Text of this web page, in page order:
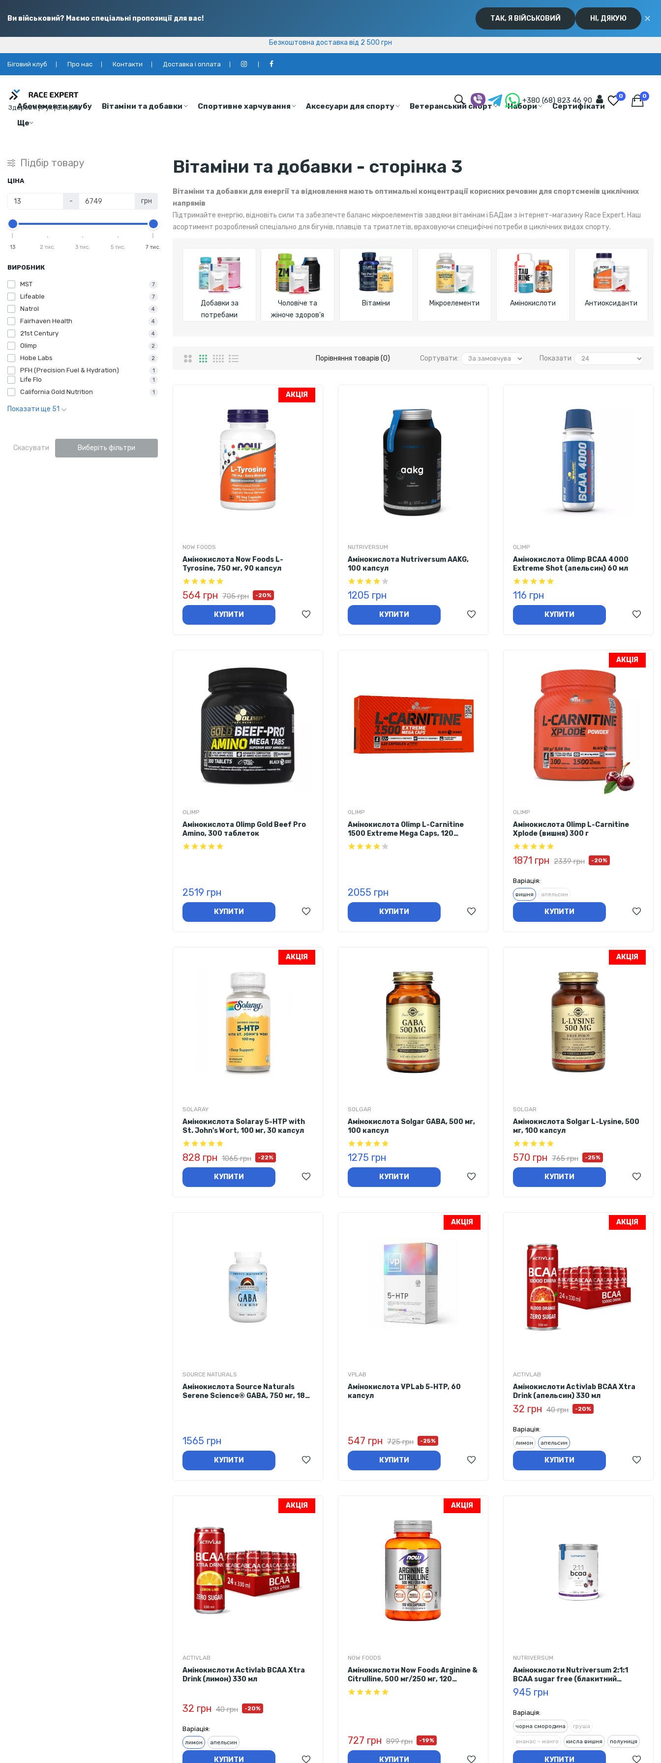
Ви військовий? Маємо спеціальні пропозиції для вас! ТАК, Я ВІЙСЬКОВИЙ НІ, ДЯКУЮ ✕
Безкоштовна доставка від 2 500 грн
Безкоштовна доставка від 2 500 грн
Біговий клуб Про нас Контакти Доставка і оплата
Здоров’я | Рух | Енергія
Абонементи клубу Вітаміни та добавки Спортивне харчування Аксесуари для спорту Ветеранський спорт Набори
Сертифікати
Ще
+380 (68) 823 46 90 0 0
Підбір товару
ЦІНА
- грн
13 2 тис. 3 тис. 5 тис. 7 тис.
ВИРОБНИК
21st Century 4
California Gold Nutrition 1
Fairhaven Health 4
Hobe Labs 2
Life Flo 1
Lifeable 7
MST 7
Natrol 4
Olimp 2
PFH (Precision Fuel & Hydration) 1
Показати ще 51
Скасувати Виберіть фільтри
Вітаміни та добавки - сторінка 3
Вітаміни та добавки для енергії та відновлення мають оптимальні концентрації корисних речовин для спортсменів циклічних
напрямів
Підтримайте енергію, відновіть сили та забезпечте баланс мікроелементів завдяки вітамінам і БАДам з інтернет-магазину Race Expert. Наш
асортимент розроблений спеціально для бігунів, плавців та триатлетів, враховуючи специфічні потреби в циклічних видах спорту.
Добавки за
потребами
Чоловіче та
жіноче здоров’я
Вітаміни Мікроелементи Амінокислоти Антиоксиданти
Порівняння товарів (0) Сортувати: Показати
АКЦІЯ
NOW FOODS
Амінокислота Now Foods L-
Tyrosine, 750 мг, 90 капсул
564 грн 705 грн -20%
КУПИТИ
NUTRIVERSUM
Амінокислота Nutriversum AAKG,
100 капсул
1205 грн
КУПИТИ
OLIMP
Амінокислота Olimp BCAA 4000
Extreme Shot (апельсин) 60 мл
116 грн
КУПИТИ
OLIMP
Амінокислота Olimp Gold Beef Pro
Amino, 300 таблеток
2519 грн
КУПИТИ
OLIMP
Амінокислота Olimp L-Carnitine
1500 Extreme Mega Caps, 120
капсул
2055 грн
КУПИТИ
АКЦІЯ
OLIMP
Амінокислота Olimp L-Carnitine
Xplode (вишня) 300 г
1871 грн 2339 грн -20%
Варіація:
вишня апельсин
КУПИТИ
АКЦІЯ
SOLARAY
Амінокислота Solaray 5-HTP with
St. John's Wort, 100 мг, 30 капсул
828 грн 1065 грн -22%
КУПИТИ
SOLGAR
Амінокислота Solgar GABA, 500 мг,
100 капсул
1275 грн
КУПИТИ
АКЦІЯ
SOLGAR
Амінокислота Solgar L-Lysine, 500
мг, 100 капсул
570 грн 765 грн -25%
КУПИТИ
SOURCE NATURALS
Амінокислота Source Naturals
Serene Science® GABA, 750 мг, 180
1565 грн
КУПИТИ
АКЦІЯ
VPLAB
Амінокислота VPLab 5-HTP, 60
капсул
547 грн 725 грн -25%
КУПИТИ
АКЦІЯ
ACTIVLAB
Амінокислоти Activlab BCAA Xtra
Drink (апельсин) 330 мл
32 грн 40 грн -20%
Варіація:
лимон апельсин
КУПИТИ
АКЦІЯ
ACTIVLAB
Амінокислоти Activlab BCAA Xtra
Drink (лимон) 330 мл
32 грн 40 грн -20%
Варіація:
лимон апельсин
КУПИТИ
АКЦІЯ
NOW FOODS
Амінокислоти Now Foods Arginine &
Citrulline, 500 мг/250 мг, 120
капсул
727 грн 899 грн -19%
КУПИТИ
NUTRIVERSUM
Амінокислоти Nutriversum 2:1:1
BCAA sugar free (блакитний
виноград) 360 г
945 грн
Варіація:
чорна смородина груша
ананас - манго кисла вишня полуниця
блакитний виноград
КУПИТИ